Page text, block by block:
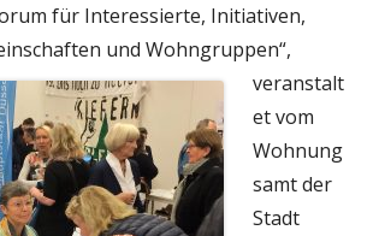
für Interessierte, Initiativen,
und Wohngruppen“,
veranstalt
et vom
Wohnung
samt der
Stadt